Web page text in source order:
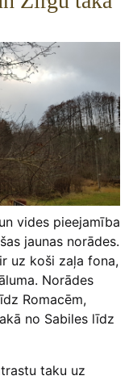
vides pieejamība
jaunas norādes.
uz koši zaļa fona,
Norādes
Romacēm,
no Sabiles līdz
taku uz